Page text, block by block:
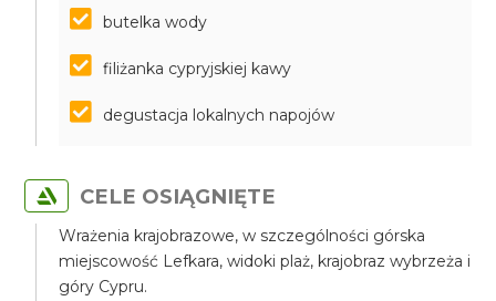
butelka wody
filiżanka cypryjskiej kawy
degustacja lokalnych napojów
CELE OSIĄGNIĘTE
Wrażenia krajobrazowe, w szczególności górska
miejscowość Lefkara, widoki plaż, krajobraz wybrzeża i
góry Cypru.